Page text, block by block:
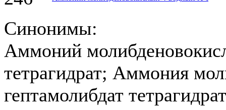
Синонимы:
Аммоний
тетрагидрат; Аммония
гептамолибдат